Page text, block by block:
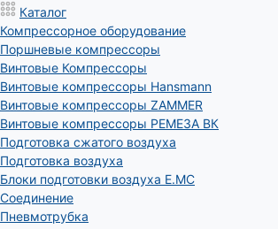
Каталог
Компрессорное оборудование
Поршневые компрессоры
Винтовые Компрессоры
Винтовые компрессоры Hansmann
Винтовые компрессоры ZAMMER
Винтовые компрессоры РЕМЕЗА ВК
Подготовка сжатого воздуха
Подготовка воздуха
Блоки подготовки воздуха E.MC
Соединение
Пневмотрубка